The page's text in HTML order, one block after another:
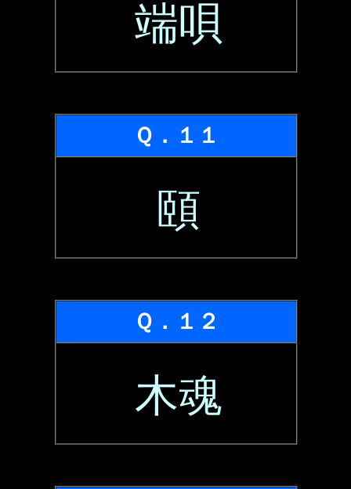
端唄
Ｑ．１１
頤
Ｑ．１２
木魂